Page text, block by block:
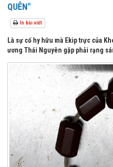
QUÊN"
In bài viết
Là sự cố hy hữu mà Ekip trực của
ương Thái Nguyên gặp phải rạng